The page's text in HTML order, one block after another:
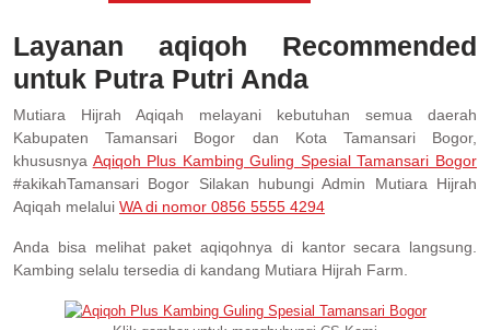
Layanan aqiqoh Recommended
untuk Putra Putri Anda
Mutiara Hijrah Aqiqah melayani kebutuhan semua daerah
Kabupaten Tamansari Bogor dan Kota Tamansari Bogor,
khususnya Aqiqoh Plus Kambing Guling Spesial Tamansari Bogor
#akikahTamansari Bogor Silakan hubungi Admin Mutiara Hijrah
Aqiqah melalui WA di nomor 0856 5555 4294
Anda bisa melihat paket aqiqohnya di kantor secara langsung.
Kambing selalu tersedia di kandang Mutiara Hijrah Farm.